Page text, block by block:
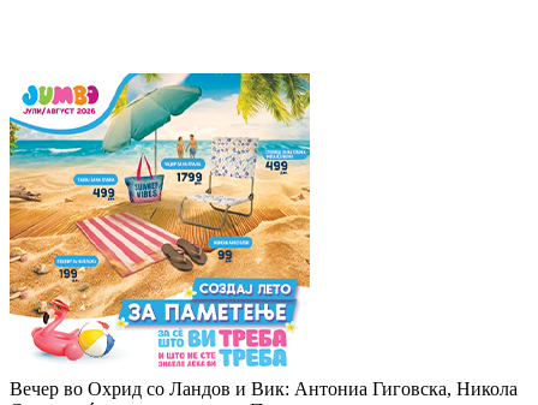
Вечер во Охрид со Ландов и Вик: Антониа Гиговска, Никола